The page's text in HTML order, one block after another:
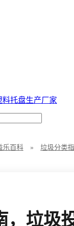
料托盘生产厂家
乐百科 » 垃圾分类
，垃圾